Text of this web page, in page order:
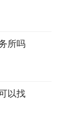
所吗
以找